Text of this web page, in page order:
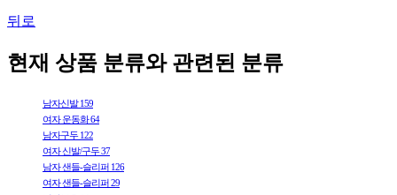
뒤로
현재 상품 분류와 관련된 분류
남자신발159
여자 운동화64
남자구두122
여자 신발/구두37
남자 샌들-슬리퍼 126
여자 샌들-슬리퍼29